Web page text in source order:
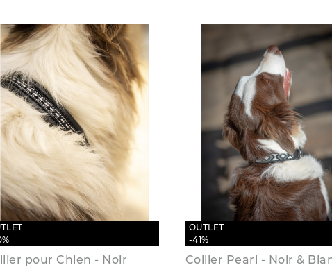
pour Chien - Noir
OUTLET
-41%
Collier Pearl - Noir &